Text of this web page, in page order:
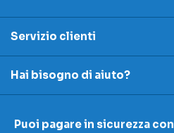
Servizio clienti
Hai bisogno di aiuto?
I nostri contatti
Puoi pagare in sicurezza con